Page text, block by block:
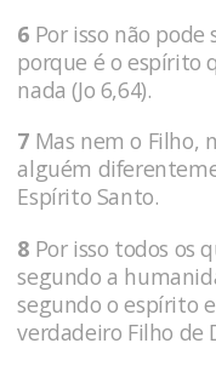
6 Por isso não
porque é o espírito
nada (Jo 6,64).
7 Mas nem o Filho,
al­guém
Espírito Santo.
8 Por isso todos os
segundo a
segundo o espírito
verdadeiro Filho de